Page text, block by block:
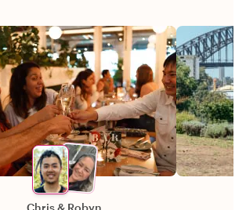
Chris& Robyn